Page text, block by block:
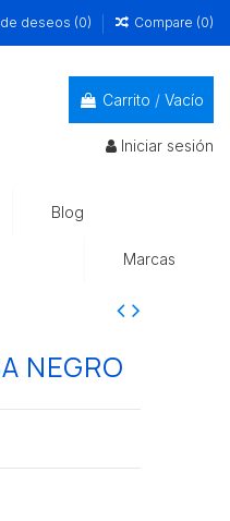
deseos (0) Compare (0)
Carrito / Vacío
Iniciar sesión
Blog
Marcas
NEGRO